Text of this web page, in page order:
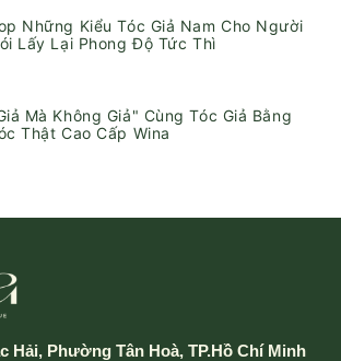
Những Kiểu Tóc Giả Nam Cho Người
Lấy Lại Phong Độ Tức Thì
Mà Không Giả" Cùng Tóc Giả Bằng
Thật Cao Cấp Wina
Hải, Phường Tân Hoà, TP.Hồ Chí Minh